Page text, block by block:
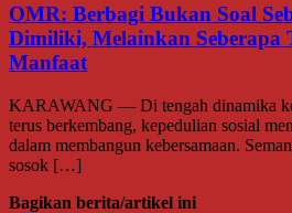
OMR: Berbagi Bukan Soal
Dimiliki, Melainkan Seberapa
Manfaat
KARAWANG — Di tengah dinamika
terus berkembang, kepedulian sosial
dalam membangun kebersamaan.
sosok […]
Bagikan berita/artikel ini